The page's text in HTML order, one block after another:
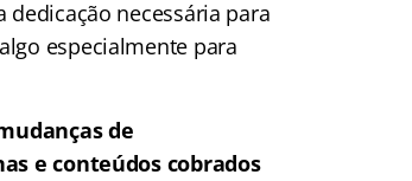
dedicação necessária para
especialmente para
de
e conteúdos cobrados